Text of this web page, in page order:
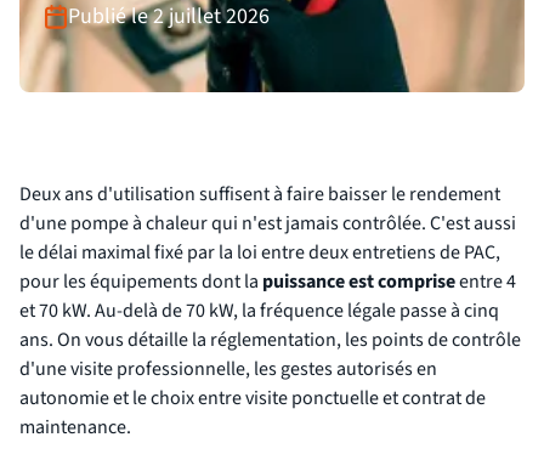
Publié le 2 juillet 2026
Deux ans d'utilisation suffisent à faire baisser le rendement
d'une pompe à chaleur qui n'est jamais contrôlée. C'est aussi
le délai maximal fixé par la loi entre deux entretiens de PAC,
pour les équipements dont la puissance est compriseentre 4
et 70 kW. Au-delà de 70 kW, la fréquence légale passe à cinq
ans. On vous détaille la réglementation, les points de contrôle
d'une visite professionnelle, les gestes autorisés en
autonomie et le choix entre visite ponctuelle et contrat de
maintenance.